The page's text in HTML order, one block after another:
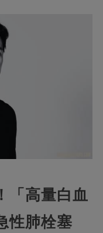
「高量白血
性肺栓塞